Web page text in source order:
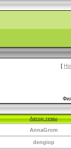
[
Автор темы
AnnaGrom
dengiop